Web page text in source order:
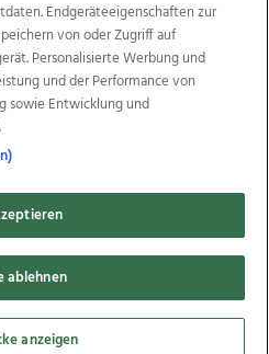
Medienhauses Wimmer
OÖNow
Ischler Woche
OÖN Immobilien
Promenaden Galerien
Zeitungs GmbH & Co KG
by11x11.net
bearbeiten
Endgeräteeigenschaften zur
von oder Zugriff auf
Personalisierte Werbung und
und der Performance von
sowie Entwicklung und
ablehnen
anzeigen